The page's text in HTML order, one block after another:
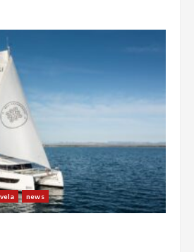
news